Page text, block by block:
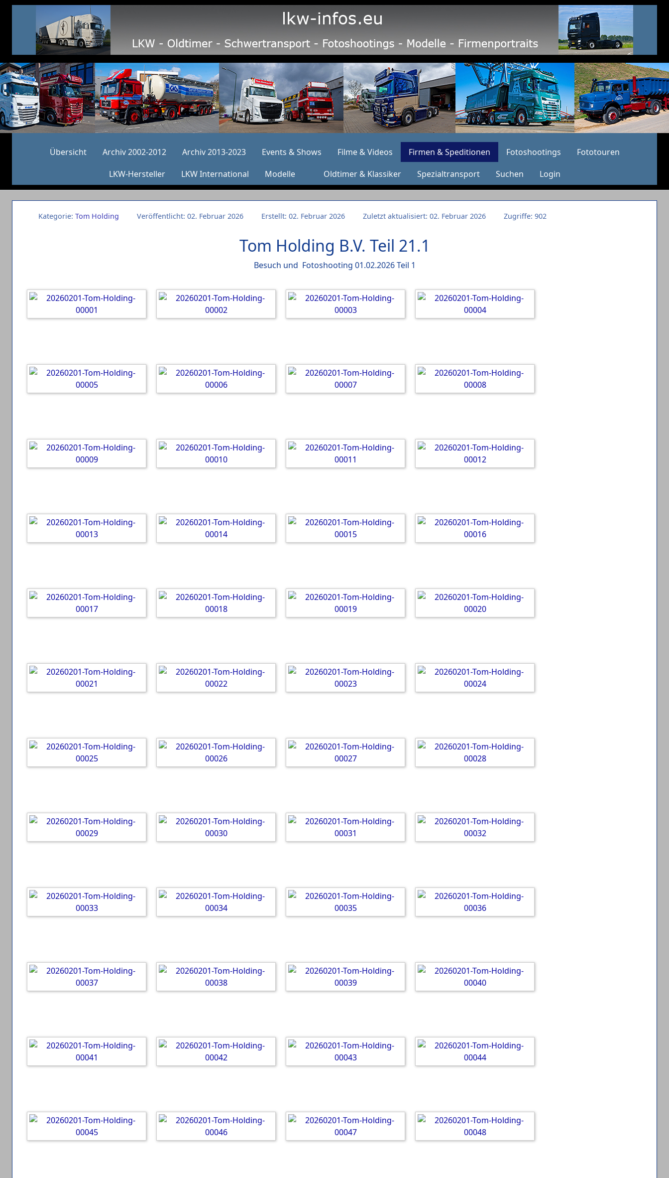
Übersicht Archiv 2002-2012 Archiv 2013-2023 Events & Shows Filme & Videos Firmen & Speditionen Fotoshootings
Fototouren
LKW-Hersteller
LKW International Modelle Oldtimer & Klassiker Spezialtransport Suchen Login
Kategorie: Tom Holding Veröffentlicht: 02. Februar 2026 Erstellt: 02. Februar 2026 Zuletzt aktualisiert: 02. Februar 2026 Zugriffe: 902
Tom Holding B.V. Teil 21.1
Besuch und Fotoshooting 01.02.2026 Teil 1